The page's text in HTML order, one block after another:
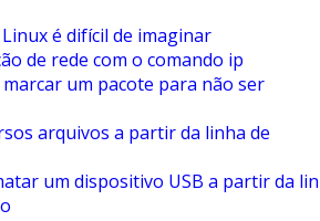
é difícil de imaginar
de rede com o comando ip
um pacote para não ser
arquivos a partir da linha de
um dispositivo USB a partir da